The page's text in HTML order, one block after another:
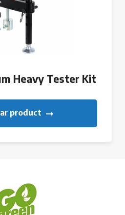
Heavy Tester Kit
product